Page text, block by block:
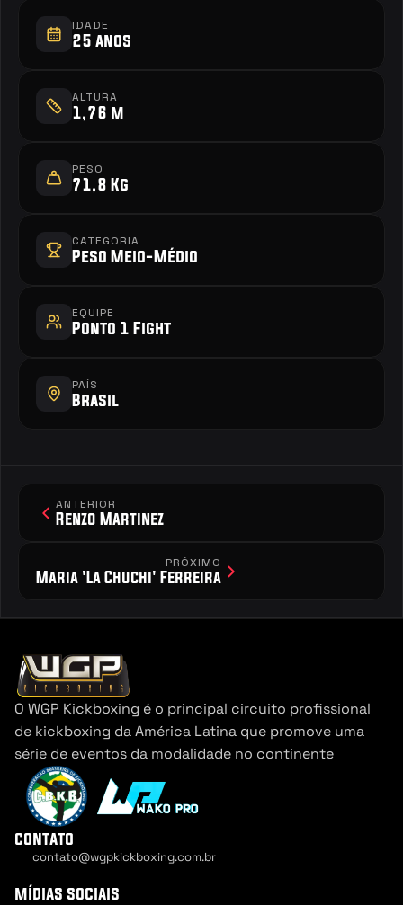
IDADE
25 anos
ALTURA
1,76 m
PESO
71,8 Kg
CATEGORIA
Peso Meio-Médio
EQUIPE
Ponto 1 Fight
PAÍS
Brasil
ANTERIOR
Renzo Martinez
PRÓXIMO
Maria 'La Chuchi' Ferreira
O WGP Kickboxing é o principal circuito profissional
de kickboxing da América Latina que promove uma
série de eventos da modalidade no continente
contato
contato@wgpkickboxing.com.br
mídias sociais